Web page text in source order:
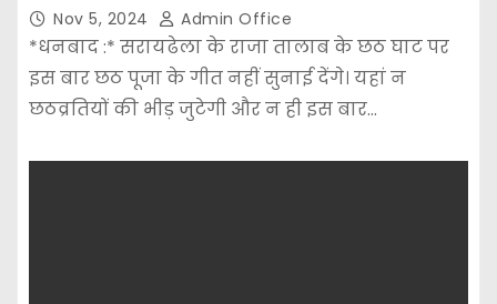
Nov 5, 2024 Admin Office
*धनबाद :* सरायढेला के राजा तालाब के छठ घाट पर
इस बार छठ पूजा के गीत नहीं सुनाई देंगे। यहां न
छठव्रतियों की भीड़ जुटेगी और न ही इस बार…